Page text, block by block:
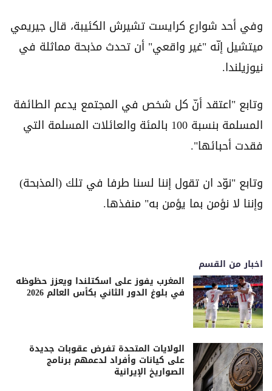
وفي أحد شوارع كرايست تشيرش الكئيبة، قال جيريمي
ميتشيل إنّه "غير واقعي" أن تحدث مذبحة مماثلة في
نيوزيلندا.
وتابع "اعتقد أنّ كل شخص في المجتمع يدعم الطائفة
المسلمة بنسبة 100 بالمئة والعائلات المسلمة التي
فقدت أحبائها".
وتابع "نوّد ان تقول إننا لسنا طرفا في تلك (المذبحة)
وإننا لا نؤمن بما يؤمن به" منفذها.
اخبار من القسم
المغرب يفوز على اسكتلندا ويعزز حظوظه
في بلوغ الدور الثاني بكأس العالم 2026
الولايات المتحدة تفرض عقوبات جديدة
على كيانات وأفراد لدعمهم برنامج
الصواريخ الإيرانية